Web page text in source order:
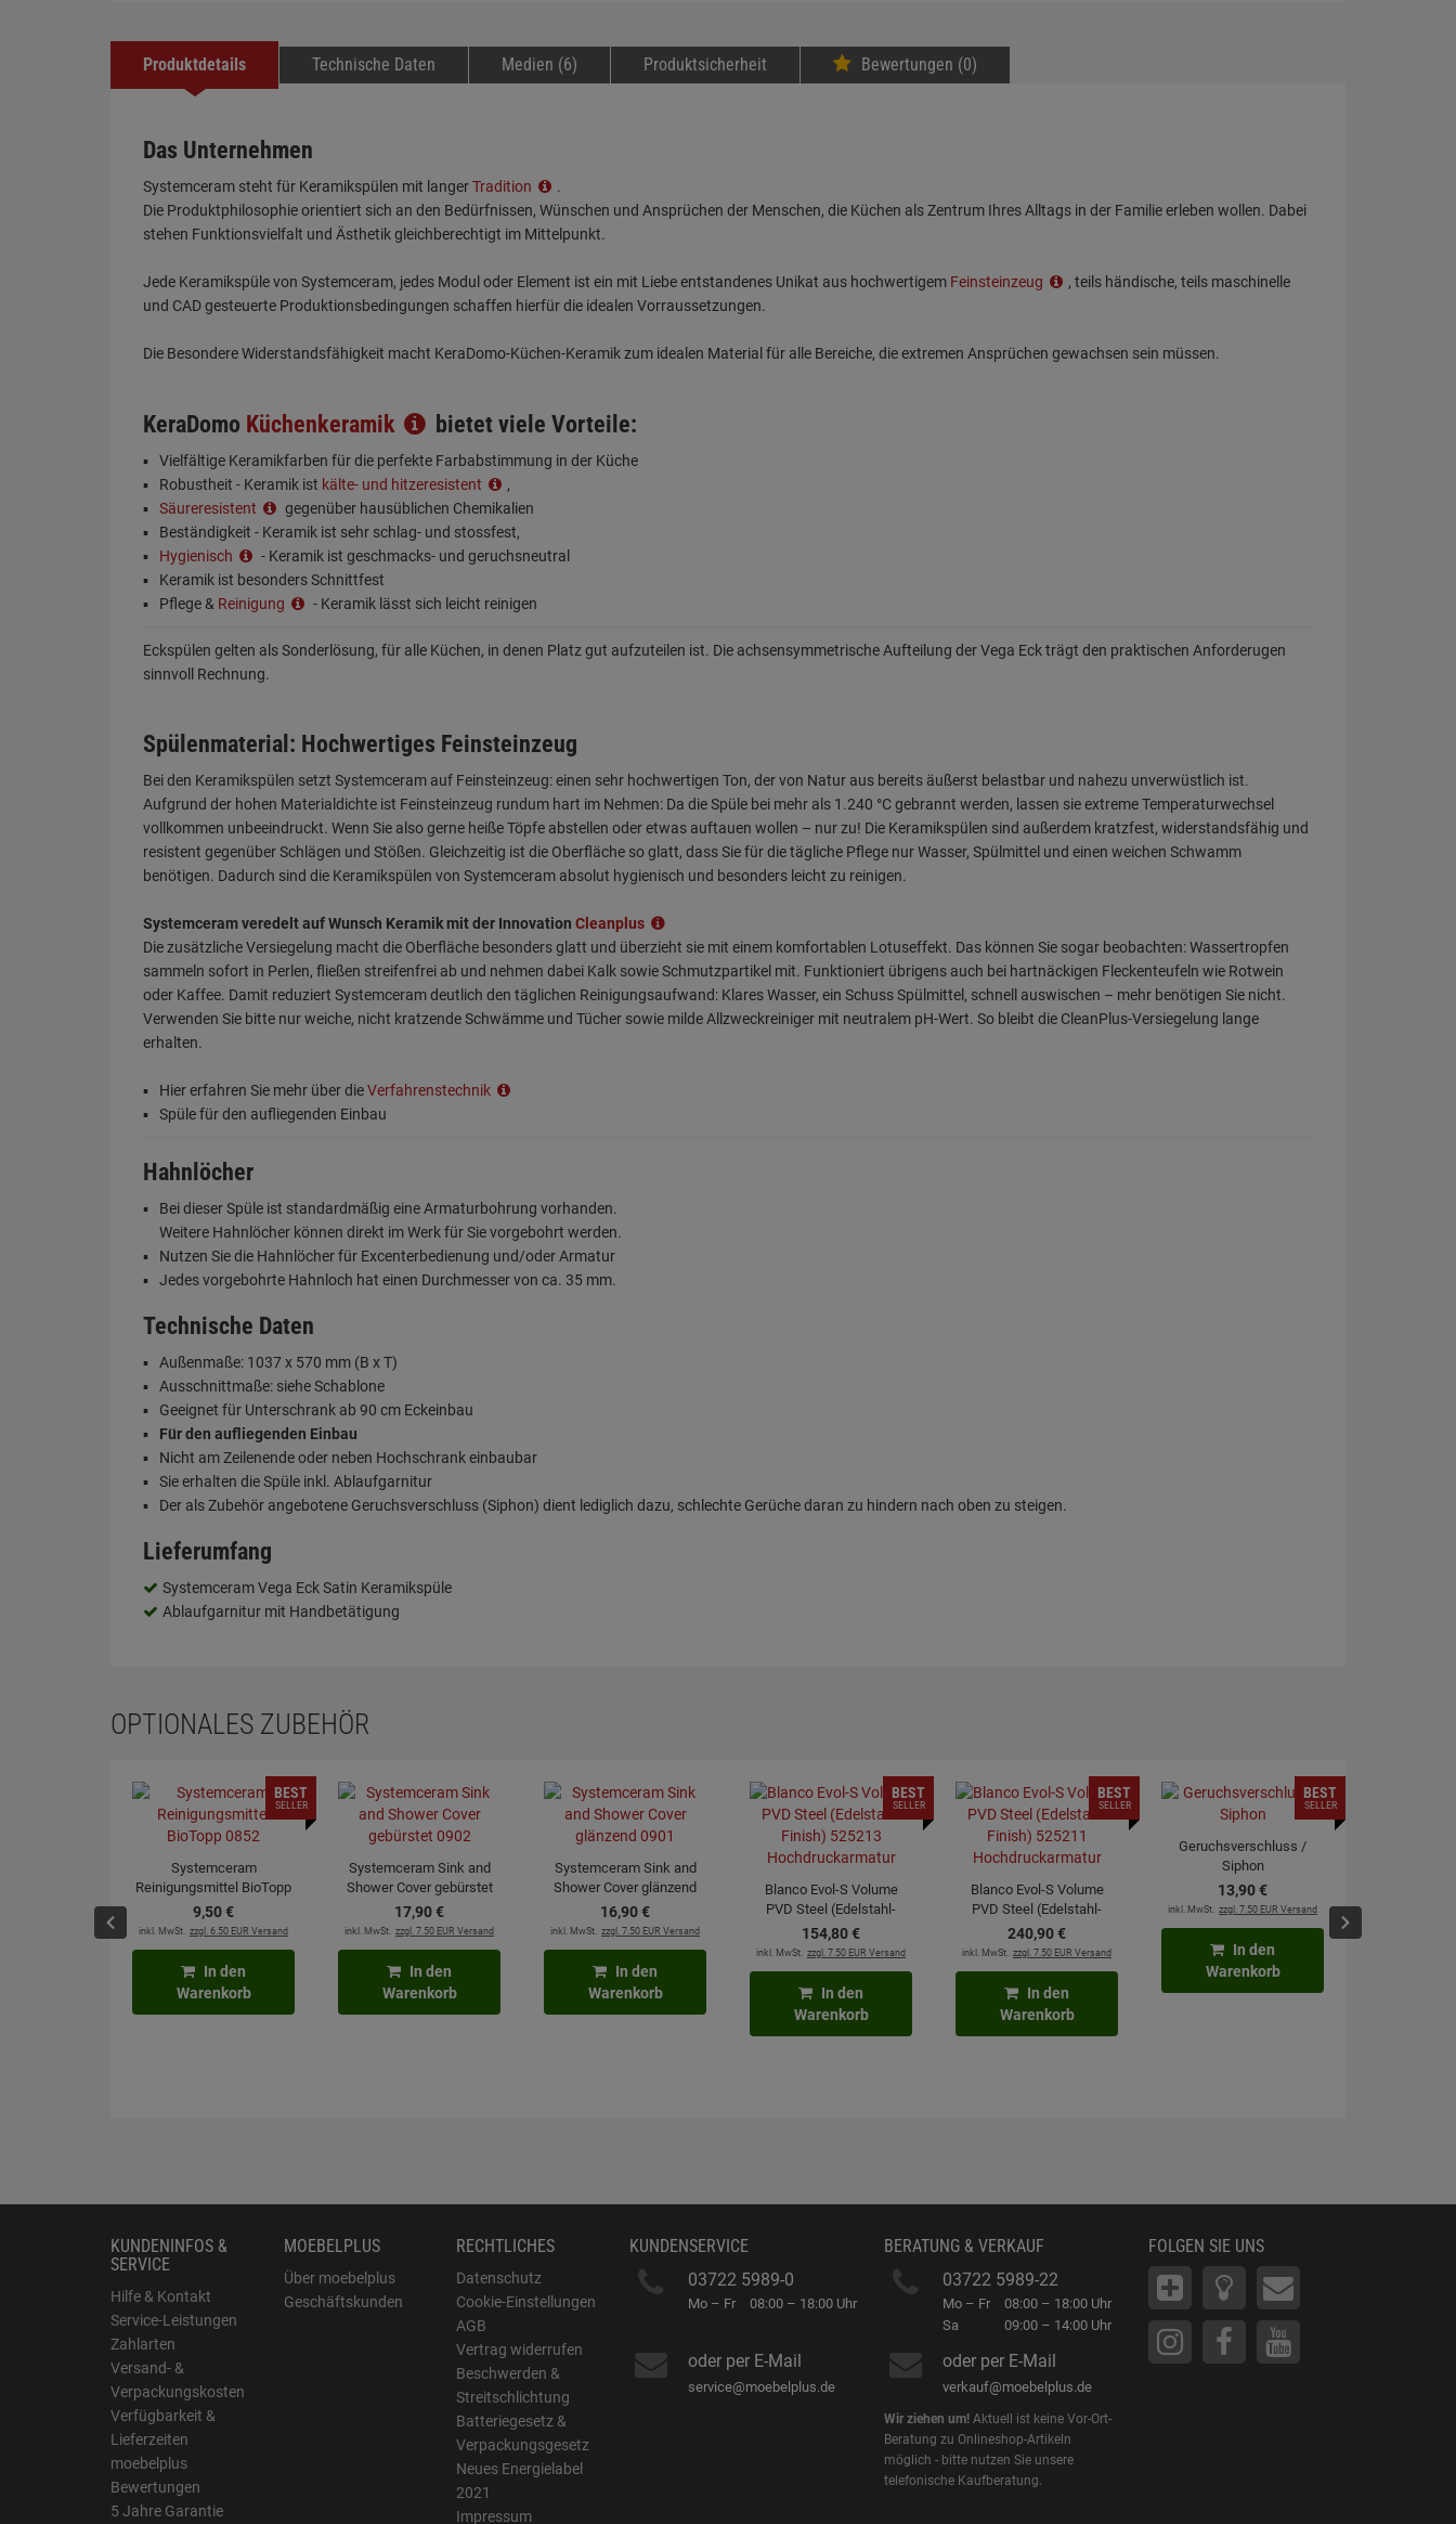
Produktdetails Technische Daten Medien (6) Produktsicherheit Bewertungen (0)
Das Unternehmen
Systemceram steht für Keramikspülen mit langerTradition
.
Die Produktphilosophie orientiert sich an den Bedürfnissen, Wünschen und Ansprüchen der Menschen, die Küchen als Zentrum Ihres Alltags in der Familie erleben wollen. Dabei
stehen Funktionsvielfalt und Ästhetik gleichberechtigt im Mittelpunkt.
Jede Keramikspüle von Systemceram, jedes Modul oder Element ist ein mit Liebe entstandenes Unikat aus hochwertigem Feinsteinzeug
, teils händische, teils maschinelle
und CAD gesteuerte Produktionsbedingungen schaffen hierfür die idealen Vorraussetzungen.
Die Besondere Widerstandsfähigkeit macht KeraDomo-Küchen-Keramik zum idealen Material für alle Bereiche, die extremen Ansprüchen gewachsen sein müssen.
KeraDomo Küchenkeramik bietet viele Vorteile:
Vielfältige Keramikfarben für die perfekte Farbabstimmung in der Küche
Robustheit - Keramik ist kälte- und hitzeresistent
,
Säureresistent
gegenüber hausüblichen Chemikalien
Beständigkeit - Keramik ist sehr schlag- und stossfest,
Hygienisch
- Keramik ist geschmacks- und geruchsneutral
Keramik ist besonders Schnittfest
Pflege & Reinigung - Keramik lässt sich leicht reinigen
Eckspülen gelten als Sonderlösung, für alle Küchen, in denen Platz gut aufzuteilen ist. Die achsensymmetrische Aufteilung der Vega Eck trägt den praktischen Anforderugen
sinnvoll Rechnung.
Spülenmaterial: Hochwertiges Feinsteinzeug
Bei den Keramikspülen setzt Systemceram auf Feinsteinzeug: einen sehr hochwertigen Ton, der von Natur aus bereits äußerst belastbar und nahezu unverwüstlich ist.
Aufgrund der hohen Materialdichte ist Feinsteinzeug rundum hart im Nehmen: Da die Spüle bei mehr als 1.240 °C gebrannt werden, lassen sie extreme Temperaturwechsel
vollkommen unbeeindruckt. Wenn Sie also gerne heiße Töpfe abstellen oder etwas auftauen wollen – nur zu! Die Keramikspülen sind außerdem kratzfest, widerstandsfähig und
resistent gegenüber Schlägen und Stößen. Gleichzeitig ist die Oberfläche so glatt, dass Sie für die tägliche Pflege nur Wasser, Spülmittel und einen weichen Schwamm
benötigen. Dadurch sind die Keramikspülen von Systemceram absolut hygienisch und besonders leicht zu reinigen.
Systemceram veredelt auf Wunsch Keramik mit der Innovation Cleanplus
Die zusätzliche Versiegelung macht die Oberfläche besonders glatt und überzieht sie mit einem komfortablen Lotuseffekt. Das können Sie sogar beobachten: Wassertropfen
sammeln sofort in Perlen, fließen streifenfrei ab und nehmen dabei Kalk sowie Schmutzpartikel mit. Funktioniert übrigens auch bei hartnäckigen Fleckenteufeln wie Rotwein
oder Kaffee. Damit reduziert Systemceram deutlich den täglichen Reinigungsaufwand: Klares Wasser, ein Schuss Spülmittel, schnell auswischen – mehr benötigen Sie nicht.
Verwenden Sie bitte nur weiche, nicht kratzende Schwämme und Tücher sowie milde Allzweckreiniger mit neutralem pH-Wert. So bleibt die CleanPlus-Versiegelung lange
erhalten.
Hier erfahren Sie mehr über dieVerfahrenstechnik
Spüle für den aufliegenden Einbau
Hahnlöcher
Bei dieser Spüle ist standardmäßig eine Armaturbohrung vorhanden.
Weitere Hahnlöcher können direkt im Werk für Sie vorgebohrt werden.
Nutzen Sie die Hahnlöcher für Excenterbedienung und/oder Armatur
Jedes vorgebohrte Hahnloch hat einen Durchmesser von ca. 35 mm.
Technische Daten
Außenmaße: 1037 x 570 mm (B x T)
Ausschnittmaße: siehe Schablone
Geeignet für Unterschrank ab 90 cm Eckeinbau
Für den aufliegenden Einbau
Nicht am Zeilenende oder neben Hochschrank einbaubar
Sie erhalten die Spüle inkl. Ablaufgarnitur
Der als Zubehör angebotene Geruchsverschluss (Siphon) dient lediglich dazu, schlechte Gerüche daran zu hindern nach oben zu steigen.
Lieferumfang
Systemceram Vega Eck Satin Keramikspüle
Ablaufgarnitur mit Handbetätigung
OPTIONALES ZUBEHÖR
Systemceram
Reinigungsmittel BioTopp
0852
9,50€
inkl. MwSt. zzgl. 6.50 EUR Versand
BEST
SELLER
In den
Warenkorb
Systemceram Sink and
Shower Cover gebürstet
0902
17,90€
inkl. MwSt. zzgl. 7.50 EUR Versand
In den
Warenkorb
Systemceram Sink and
Shower Cover glänzend
0901
16,90€
inkl. MwSt. zzgl. 7.50 EUR Versand
In den
Warenkorb
Blanco Evol-S Volume
PVD Steel (Edelstahl-
Finish) 525213
Hochdruckarmatur
154,80€
inkl. MwSt. zzgl. 7.50 EUR Versand
BEST
SELLER
In den
Warenkorb
Blanco Evol-S Volume
PVD Steel (Edelstahl-
Finish) 525211
Hochdruckarmatur
240,90€
inkl. MwSt. zzgl. 7.50 EUR Versand
BEST
SELLER
In den
Warenkorb
Geruchsverschluss /
Siphon
13,90€
inkl. MwSt. zzgl. 7.50 EUR Versand
BEST
SELLER
In den
Warenkorb
KUNDENINFOS &
SERVICE
Hilfe & Kontakt
Service-Leistungen
Zahlarten
Versand- &
Verpackungskosten
Verfügbarkeit &
Lieferzeiten
moebelplus
Bewertungen
5 Jahre Garantie
MOEBELPLUS
Über moebelplus
Geschäftskunden
RECHTLICHES
Datenschutz
Cookie-Einstellungen
AGB
Vertrag widerrufen
Beschwerden &
Streitschlichtung
Batteriegesetz &
Verpackungsgesetz
Neues Energielabel
2021
Impressum
KUNDENSERVICE
03722 5989-0
Mo – Fr 08:00 – 18:00 Uhr
oder per E-Mail
service@moebelplus.de
BERATUNG & VERKAUF
03722 5989-22
Mo – Fr
Sa
08:00 – 18:00 Uhr
09:00 – 14:00 Uhr
oder per E-Mail
verkauf@moebelplus.de
Wir ziehen um! Aktuell ist keine Vor-Ort-
Beratung zu Onlineshop-Artikeln
möglich - bitte nutzen Sie unsere
telefonische Kaufberatung.
FOLGEN SIE UNS